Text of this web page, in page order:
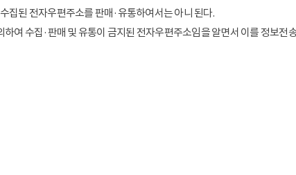
집된 전자우편주소를 판매·유통하여서는 아니 된다.
여 수집·판매 및 유통이 금지된 전자우편주소임을 알면서 이를 정보전